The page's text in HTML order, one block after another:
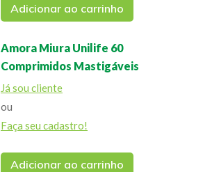
Adicionar ao carrinho
Amora Miura Unilife 60
Comprimidos Mastigáveis
Já sou cliente
ou
Faça seu cadastro!
Adicionar ao carrinho